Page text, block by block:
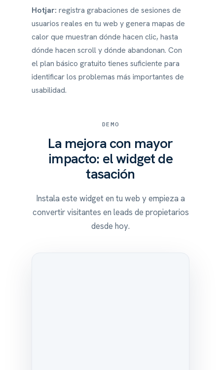
Hotjar: registra grabaciones de sesiones de
usuarios reales en tu web y genera mapas de
calor que muestran dónde hacen clic, hasta
dónde hacen scroll y dónde abandonan. Con
el plan básico gratuito tienes suficiente para
identificar los problemas más importantes de
usabilidad.
DEMO
La mejora con mayor
impacto: el widget de
tasación
Instala este widget en tu web y empieza a
convertir visitantes en leads de propietarios
desde hoy.